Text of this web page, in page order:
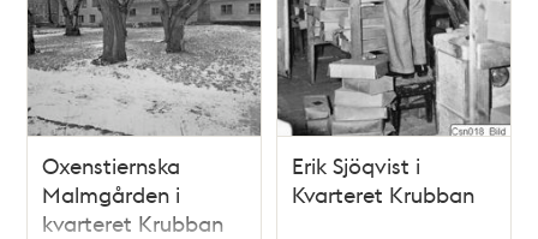
Oxenstiernska
Malmgården i
kvarteret Krubban
Erik Sjöqvist i
Kvarteret Krubban